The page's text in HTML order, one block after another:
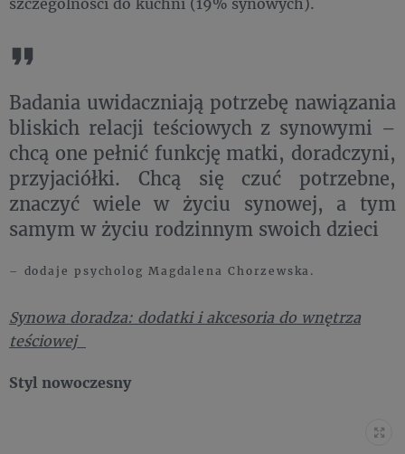
Badania uwidaczniają potrzebę nawiązania
bliskich relacji teściowych z synowymi –
chcą one pełnić funkcję matki, doradczyni,
przyjaciółki. Chcą się czuć potrzebne,
znaczyć wiele w życiu synowej, a tym
samym w życiu rodzinnym swoich dzieci
– dodaje psycholog Magdalena Chorzewska.
Synowa doradza: dodatki i akcesoria do wnętrza
teściowej
Styl nowoczesny